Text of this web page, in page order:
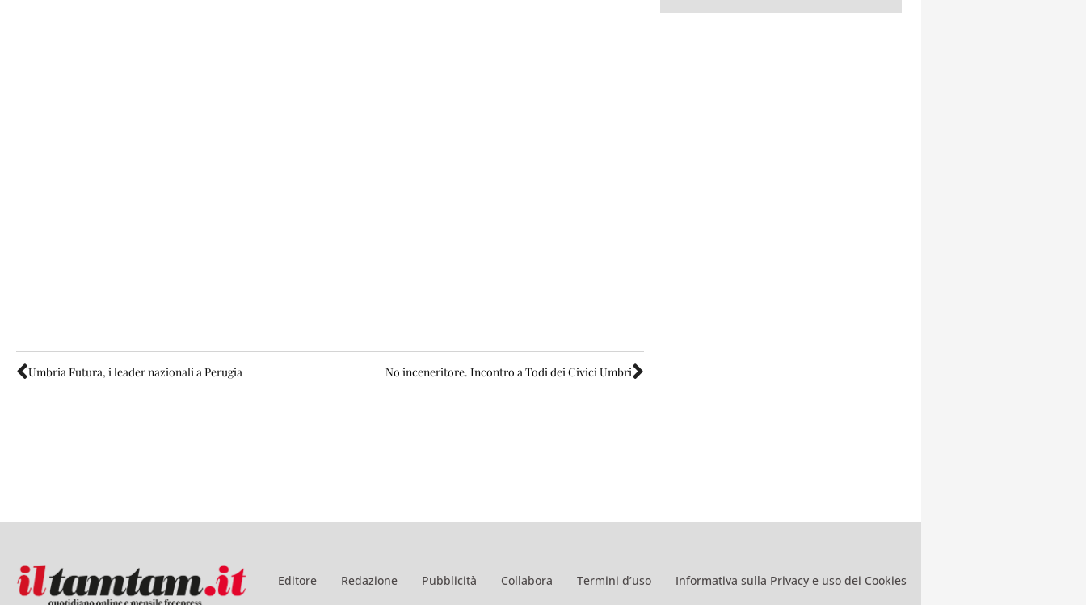
Umbria Futura, i leader nazionali a Perugia No inceneritore. Incontro a Todi dei Civici Umbri
Editore Redazione Pubblicità Collabora Termini d’uso Informativa sulla Privacy e uso dei Cookies